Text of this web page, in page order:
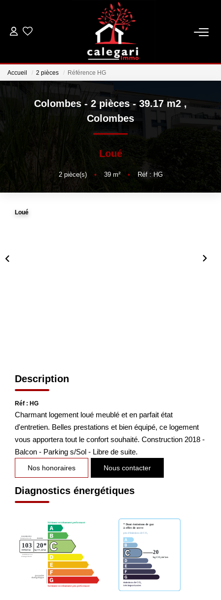
VENTES
LOCATIONS
ESTIMATION
GESTION
Qui Sommes Nous
Accueil 2 pièces Référence HG
Colombes - 2 pièces - 39.17 m2 ,
Colombes
Loué
2pièce(s) • 39m² • Réf : HG
Loué
Description
Réf : HG
Charmant logement loué meublé et en parfait état
d'entretien. Belles prestations et bien équipé, ce logement
vous apportera tout le confort souhaité. Construction 2018 -
Balcon - Parking s/Sol - Libre de suite.
Nos honoraires Nous contacter
Diagnostics énergétiques